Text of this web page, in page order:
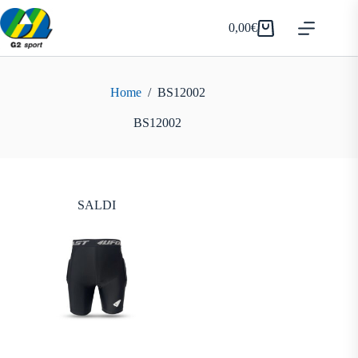
Salta
al
contenuto
Carrello
0,00€
Home / BS12002
BS12002
SALDI